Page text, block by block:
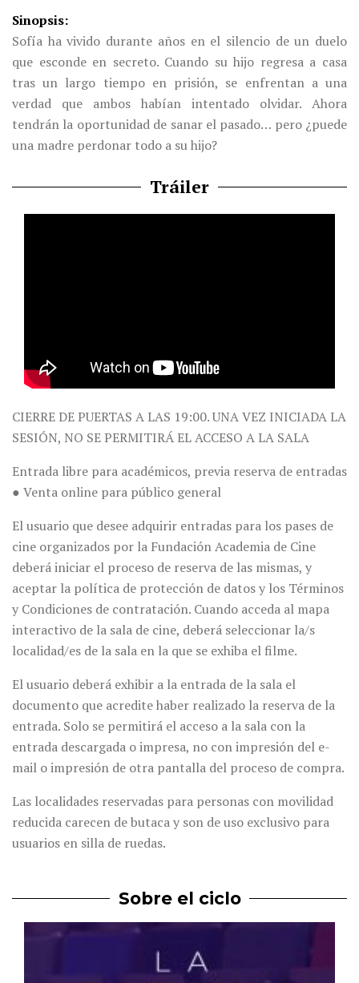
Sinopsis
Sofía ha vivido durante años en el silencio de un duelo
que esconde en secreto. Cuando su hijo regresa a casa
tras un largo tiempo en prisión, se enfrentan a una
verdad que ambos habían intentado olvidar. Ahora
tendrán la oportunidad de sanar el pasado… pero ¿puede
una madre perdonar todo a su hijo?
Tráiler
CIERRE DE PUERTAS A LAS 19:00. UNA VEZ INICIADA LA
SESIÓN, NO SE PERMITIRÁ EL ACCESO A LA SALA
Entrada libre para académicos, previa reserva de entradas
● Venta online para público general
El usuario que desee adquirir entradas para los pases de
cine organizados por la Fundación Academia de Cine
deberá iniciar el proceso de reserva de las mismas, y
aceptar la política de protección de datos y los Términos
y Condiciones de contratación. Cuando acceda al mapa
interactivo de la sala de cine, deberá seleccionar la/s
localidad/es de la sala en la que se exhiba el filme.
El usuario deberá exhibir a la entrada de la sala el
documento que acredite haber realizado la reserva de la
entrada. Solo se permitirá el acceso a la sala con la
entrada descargada o impresa, no con impresión del e-
mail o impresión de otra pantalla del proceso de compra.
Las localidades reservadas para personas con movilidad
reducida carecen de butaca y son de uso exclusivo para
usuarios en silla de ruedas.
Sobre el ciclo